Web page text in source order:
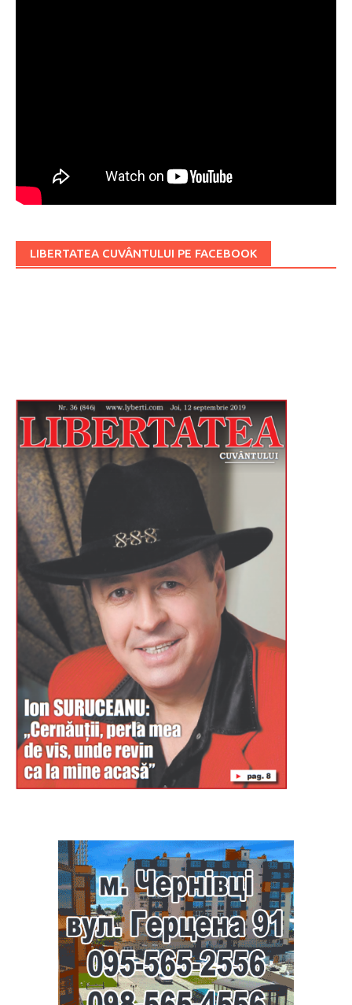
LIBERTATEA CUVÂNTULUI PE FACEBOOK